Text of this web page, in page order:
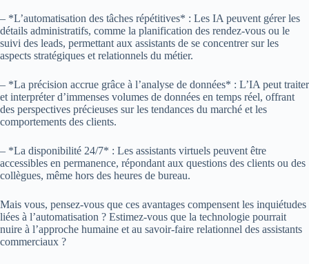
– *L’automatisation des tâches répétitives* : Les IA peuvent gérer les
détails administratifs, comme la planification des rendez-vous ou le
suivi des leads, permettant aux assistants de se concentrer sur les
aspects stratégiques et relationnels du métier.
– *La précision accrue grâce à l’analyse de données* : L’IA peut traiter
et interpréter d’immenses volumes de données en temps réel, offrant
des perspectives précieuses sur les tendances du marché et les
comportements des clients.
– *La disponibilité 24/7* : Les assistants virtuels peuvent être
accessibles en permanence, répondant aux questions des clients ou des
collègues, même hors des heures de bureau.
Mais vous, pensez-vous que ces avantages compensent les inquiétudes
liées à l’automatisation ? Estimez-vous que la technologie pourrait
nuire à l’approche humaine et au savoir-faire relationnel des assistants
commerciaux ?